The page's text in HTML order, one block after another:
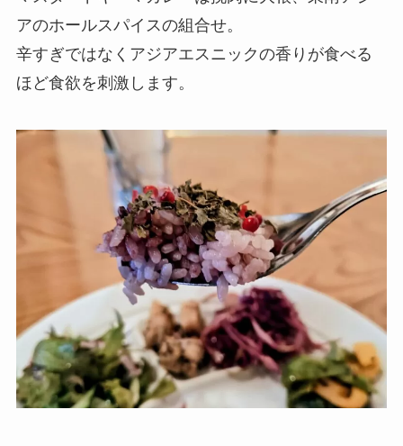
アのホールスパイスの組合せ。
辛すぎではなくアジアエスニックの香りが食べる
ほど食欲を刺激します。